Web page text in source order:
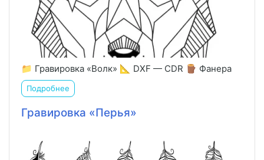
📁 Гравировка «Волк» 📐 DXF — CDR 🪵 Фанера
Подробнее
Гравировка «Перья»